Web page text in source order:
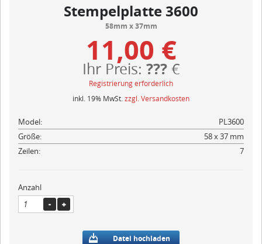
Stempelplatte 3600
58mm x 37mm
11,00 €
Ihr Preis: ???€
Registrierung erforderlich
inkl. 19% MwSt. zzgl. Versandkosten
Model:
PL3600
Größe:
58 x 37 mm
Zeilen:
7
Anzahl
Datei hochladen